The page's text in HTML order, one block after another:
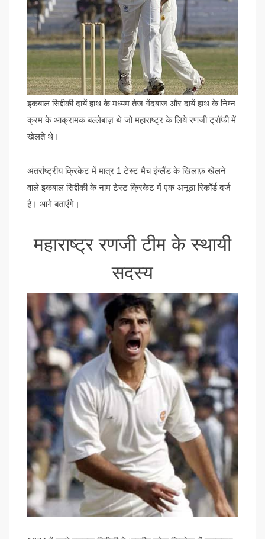
इकबाल सिद्दीकी दायें हाथ के मध्यम तेज गेंदबाज और दायें हाथ के निम्न
क्रम के आक्रामक बल्लेबाज़ थे जो महाराष्ट्र के लिये रणजी ट्रॉफी में
खेलते थे।
अंतर्राष्ट्रीय क्रिकेट में मात्र 1 टेस्ट मैच इंग्लैंड के खिलाफ़ खेलने
वाले इकबाल सिद्दीकी के नाम टेस्ट क्रिकेट में एक अनूठा रिकॉर्ड दर्ज
है। आगे बताएंगे।
महाराष्ट्र रणजी टीम के स्थायी
सदस्य